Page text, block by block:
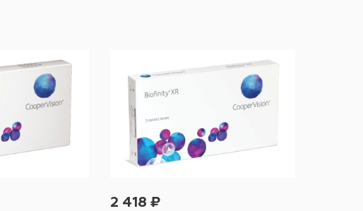
2 418 ₽